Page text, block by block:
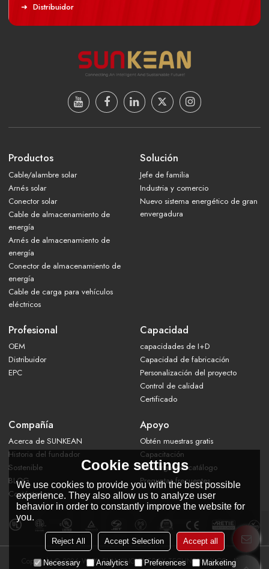
Distribuidor
Productos
Cable/alambre solar
Arnés solar
Conector solar
Cable de almacenamiento de
energía
Arnés de almacenamiento de
energía
Conector de almacenamiento de
energía
Cable de carga para vehículos
eléctricos
Solución
Jefe de familia
Industria y comercio
Nuevo sistema energético de gran
envergadura
Profesional
OEM
Distribuidor
EPC
Capacidad
capacidades de I+D
Capacidad de fabricación
Personalización del proyecto
Control de calidad
Certificado
Compañía
Acerca de SUNKEAN
Historia del fundador
Sostenible
BLOG
Contáctanos
Apoyo
Obtén muestras gratis
Capacitación
Descarga del catálogo
Preguntas frecuentes
Copyright © 2026WUXI SUN KING ENERGY TECHNOLOGY CO., LTD.
Cookie settings
We use cookies to provide you with the best possible
experience. They also allow us to analyze user
behavior in order to constantly improve the website for
you.
Reject All Accept Selection Accept all
Necessary Analytics Preferences Marketing